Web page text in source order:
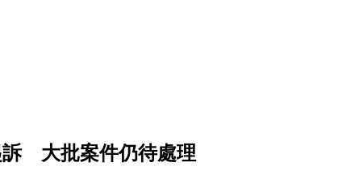
訴 大批案件仍待處理